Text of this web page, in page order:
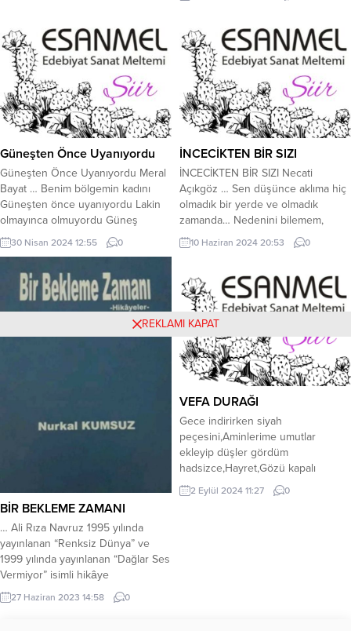
kapı ise fırlatıldığı köşeden demir
kapıya gülerek böyle...
yolda düzülsün Söyleyecem dur
balıklama atlama Plan program
çizilsin Alparslan uzaktır Yemen
Kimdir kanımızı emen Erenler
hemen bak hemen Sıkıntı varsa...
Güneşten Önce Uyanıyordu
Güneşten Önce Uyanıyordu Meral
Bayat … Benim bölgemin kadını
Güneşten önce uyanıyordu Lakin
olmayınca olmuyordu Güneş
onların bahtına yazık ki
doğmuyordu Ne kadar reddi miras
bırakmıyordu Benim bölgemin
kadını Ya babadan çekiyordu Ya
kocadan buluyordu Ya da en
değerlisi olan evladıyla sınanıyordu
30 Nisan 2024 12:55 0
İNCECİKTEN BİR SIZI
İNCECİKTEN BİR SIZI Necati
Açıkgöz … Sen düşünce aklıma hiç
olmadık bir yerde ve olmadık
zamanda… Nedenini bilemem,
ürperir tüm bedenim. Yüreğime
oturur incecikten bir sızı. Titrer elim
destursuz, sahilime. Islanır
avuçlarım, düşer başım önüme.
Gönül bu ya; düşlerim elbet, senin
baş ucumda olmanı. Tutmak
isterim...
10 Haziran 2024 20:53 0
BİR BEKLEME ZAMANI
… Ali Rıza Navruz 1995 yılında
yayınlanan “Renksiz Dünya” ve
1999 yılında yayınlanan “Dağlar Ses
Vermiyor” isimli hikâye
kitaplarından sonra avuçlarıma
düşen 3.hikâye kitabıdır Nurkal
27 Haziran 2023 14:58 0
VEFA DURAĞI
Gece indirirken siyah
peçesini,Aminlerime umutlar
ekleyip düşler gördüm
hadsizce,Hayret,Gözü kapalı
buluyor yıldızlar ahengini. Ne
elzem bir his,Göğün rahmine
2 Eylül 2024 11:27 0
REKLAMI KAPAT